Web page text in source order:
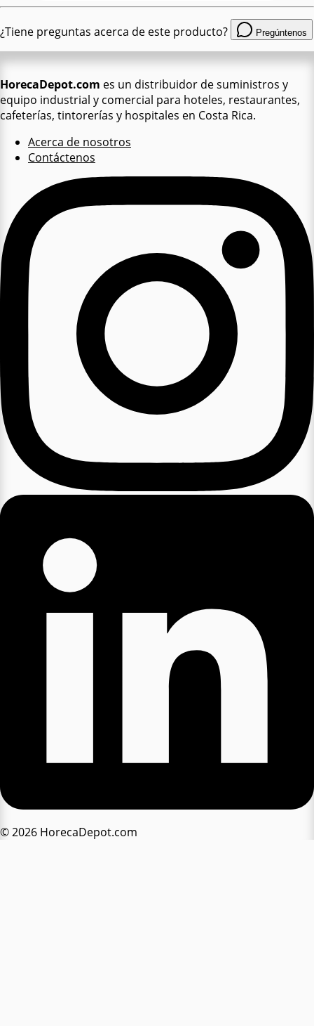
¿Tiene preguntas acerca de este producto? Pregúntenos
HorecaDepot.com es un distribuidor de suministros y
equipo industrial y comercial para hoteles, restaurantes,
cafeterías, tintorerías y hospitales en Costa Rica.
Acerca de nosotros
Contáctenos
© 2026 HorecaDepot.com